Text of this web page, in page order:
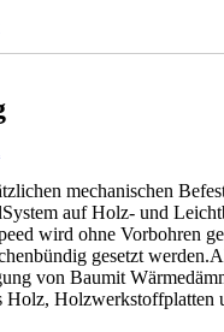
mechanischen
auf Holz- und
wird ohne Vorbohren
gesetzt
von Baumit
Holz, Holzwerkstoffplatten